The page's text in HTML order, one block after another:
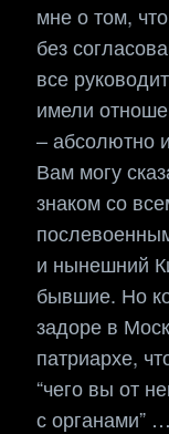
мне о том,
без
все
имели
– абсолютно
Вам могу
знаком со
и нынешний
бывшие. Но
задоре в
патриархе,
“чего вы от
с органами” …